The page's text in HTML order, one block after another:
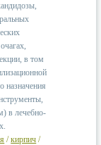
в том
назначения
в лечебно-
/кирпич /